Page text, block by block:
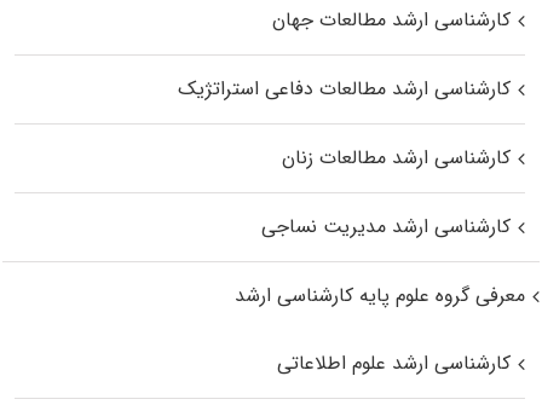
کارشناسی ارشد مطالعات جهان
کارشناسی ارشد مطالعات دفاعی استراتژیک
کارشناسی ارشد مطالعات زنان
کارشناسی ارشد مدیریت نساجی
معرفی گروه علوم پایه کارشناسی ارشد
کارشناسی ارشد علوم اطلاعاتی